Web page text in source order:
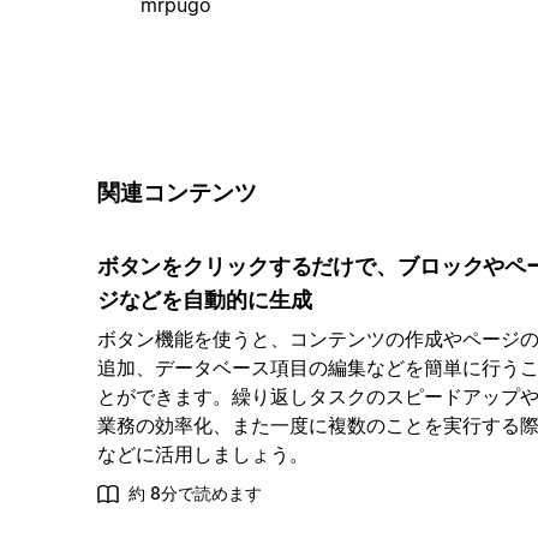
関連コンテンツ
ボタンをクリックするだけで、ブロックやペ
ジなどを自動的に生成
ボタン機能を使うと、コンテンツの作成やページの
追加、データベース項目の編集などを簡単に行うこ
とができます。繰り返しタスクのスピードアップや
業務の効率化、また一度に複数のことを実行する際
などに活用しましょう。
約 8分で読めます